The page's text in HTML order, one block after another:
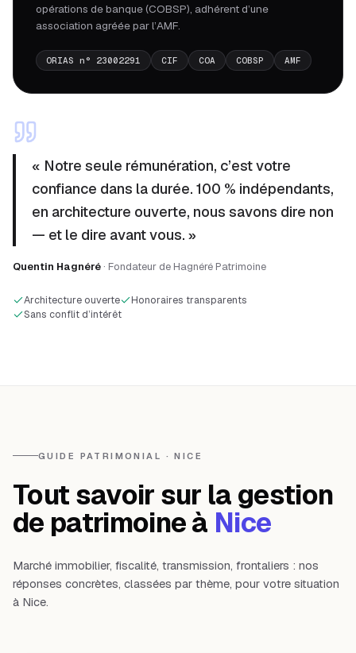
opérations de banque (COBSP), adhérent d’une
association agréée par l’AMF.
ORIAS n° 23002291 CIF COA COBSP AMF
« Notre seule rémunération, c’est votre
confiance dans la durée. 100 % indépendants,
en architecture ouverte, nous savons dire non
— et le dire avant vous. »
Quentin Hagnéré · Fondateur de Hagnéré Patrimoine
Architecture ouverte
Honoraires transparents
Sans conflit d’intérêt
GUIDE PATRIMONIAL · NICE
Tout savoir sur la gestion
de patrimoine à Nice
Marché immobilier, fiscalité, transmission, frontaliers : nos
réponses concrètes, classées par thème, pour votre situation
à Nice.